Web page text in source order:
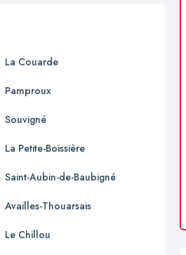
La Couarde
Pamproux
Souvigné
La Petite-Boissière
Saint-Aubin-de-Baubigné
Availles-Thouarsais
Le Chillou